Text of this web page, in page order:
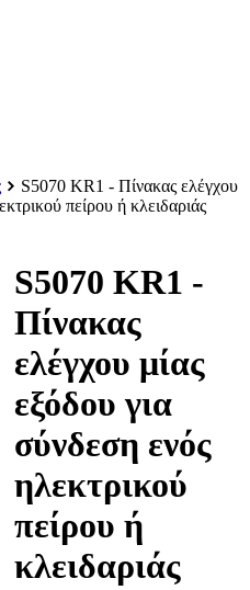
S5070 KR1 - Πίνακας ελέγχου
πείρου ή κλειδαριάς
S5070 KR1 -
Πίνακας
ελέγχου μίας
εξόδου για
σύνδεση ενός
ηλεκτρικού
πείρου ή
κλειδαριάς